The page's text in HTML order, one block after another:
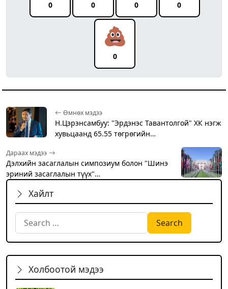
0 0 0 0
0
Өмнөх мэдээ
Н.Цэрэнсамбуу: "Эрдэнэс Тавантолгой" ХК нэгж
хувьцаанд 65.55 төгрөгийн…
Дараах мэдээ
Дэлхийн засаглалын симпозиум болон "Шинэ
эриний засаглалын түүх"…
Хайлт
Search for:
Холбоотой мэдээ